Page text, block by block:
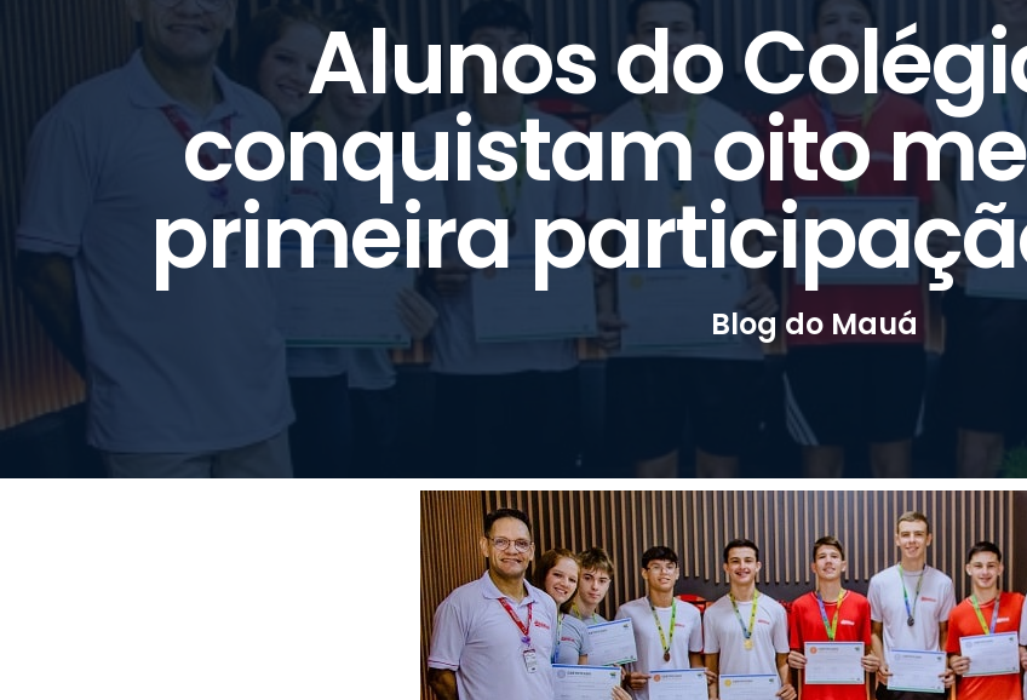
Alunos do
conquistam oito
primeira
Blog do Mauá